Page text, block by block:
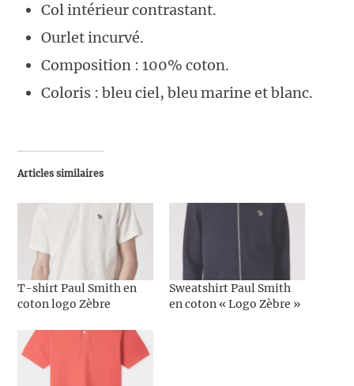
Col intérieur contrastant.
Ourlet incurvé.
Composition : 100% coton.
Coloris : bleu ciel, bleu marine et blanc.
Articles similaires
T-shirt Paul Smith en
coton logo Zèbre
Sweatshirt Paul Smith
en coton « Logo Zèbre »